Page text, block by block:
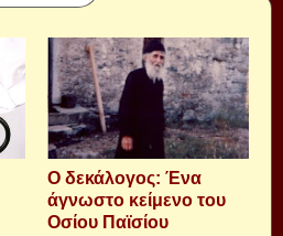
Ο δεκάλογος: Ένα
άγνωστο κείμενο του
Οσίου Παϊσίου